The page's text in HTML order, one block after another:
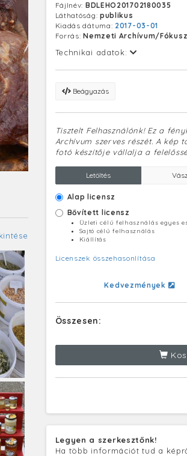
Fájlnév: BDLEHO201702180035
Láthatóság: publikus
Kiadás dátuma: 2017-03-01
Forrás:Nemzeti Archívum/
Technikai adatok:
Beágyazás
Tisztelt Felhasználónk! Ez a
Archívum szerves részét. A kép
fotó készítője vállalja a
Letöltés
Alap licensz
Bővített licensz
Üzleti célú felhasználás egyes
Sajtó célú felhasználás
Kiállítás
Licenszek összehasonlítása
Kedvezmények
Összesen:
Legyen a szerkesztőnk!
Ha több információt tud a